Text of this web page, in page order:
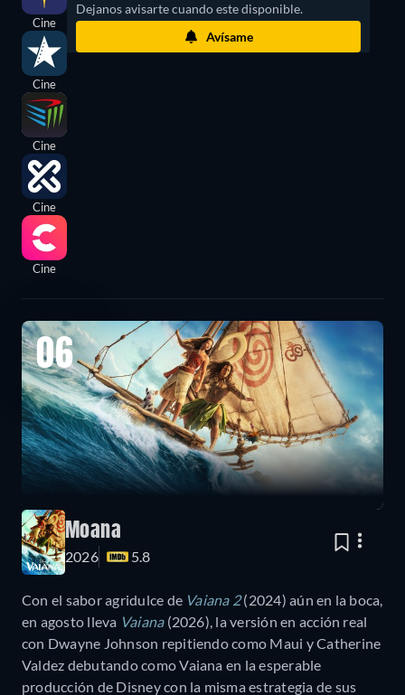
Cine
Cine
Cine
Cine
Cine
Dejanos avisarte cuando este disponible.
Avísame
06
Moana
2026 5.8
Con el sabor agridulce de Vaiana 2(2024) aún en la boca,
en agosto lleva Vaiana(2026), la versión en acción real
con Dwayne Johnson repitiendo como Maui y Catherine
Valdez debutando como Vaiana en la esperable
producción de Disney con la misma estrategia de sus